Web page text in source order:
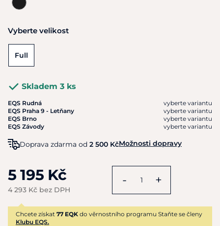
Vyberte velikost
Full
Skladem 3 ks
EQS Rudná
vyberte variantu
EQS Praha 9 - Letňany
vyberte variantu
EQS Brno
vyberte variantu
EQS Závody
vyberte variantu
Doprava zdarma od 2 500 KčMožnosti dopravy
5 195 Kč
4 293 Kč bez DPH
- +
Chcete získat 77 EQK do věrnostního programu Staňte se členy
Klubu EQS.